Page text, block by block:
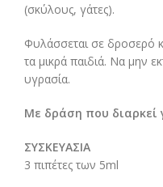
(σκύλους, γάτες).
Φυλάσσεται σε δροσερό
τα μικρά παιδιά. Να μην
υγρασία.
Με δράση που διαρκεί
ΣΥΣΚΕΥΑΣΙΑ
3 πιπέτες των 5ml